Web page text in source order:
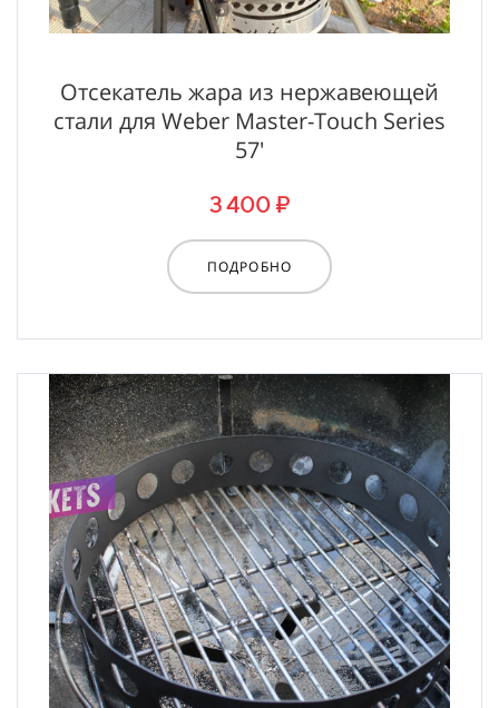
Отсекатель жара из нержавеющей
стали для Weber Master-Touch Series
57'
3 400 ₽
ПОДРОБНО